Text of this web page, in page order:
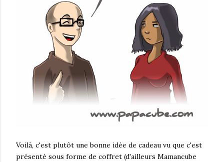
Voilà, c'est plutôt une bonne idée de cadeau vu que c'est
présenté sous forme de coffret (d'ailleurs Mamancube